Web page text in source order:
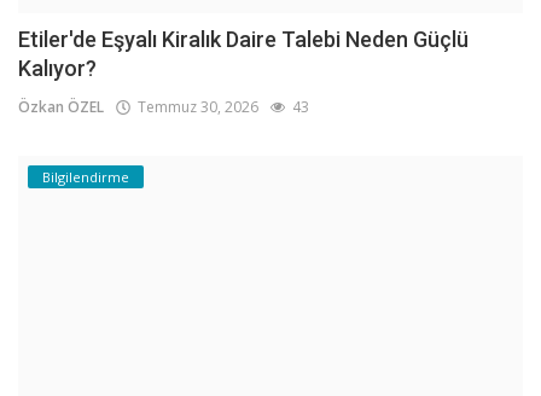
Etiler'de Eşyalı Kiralık Daire Talebi Neden Güçlü
Kalıyor?
Özkan ÖZEL Temmuz 30, 2026 43
Bilgilendirme